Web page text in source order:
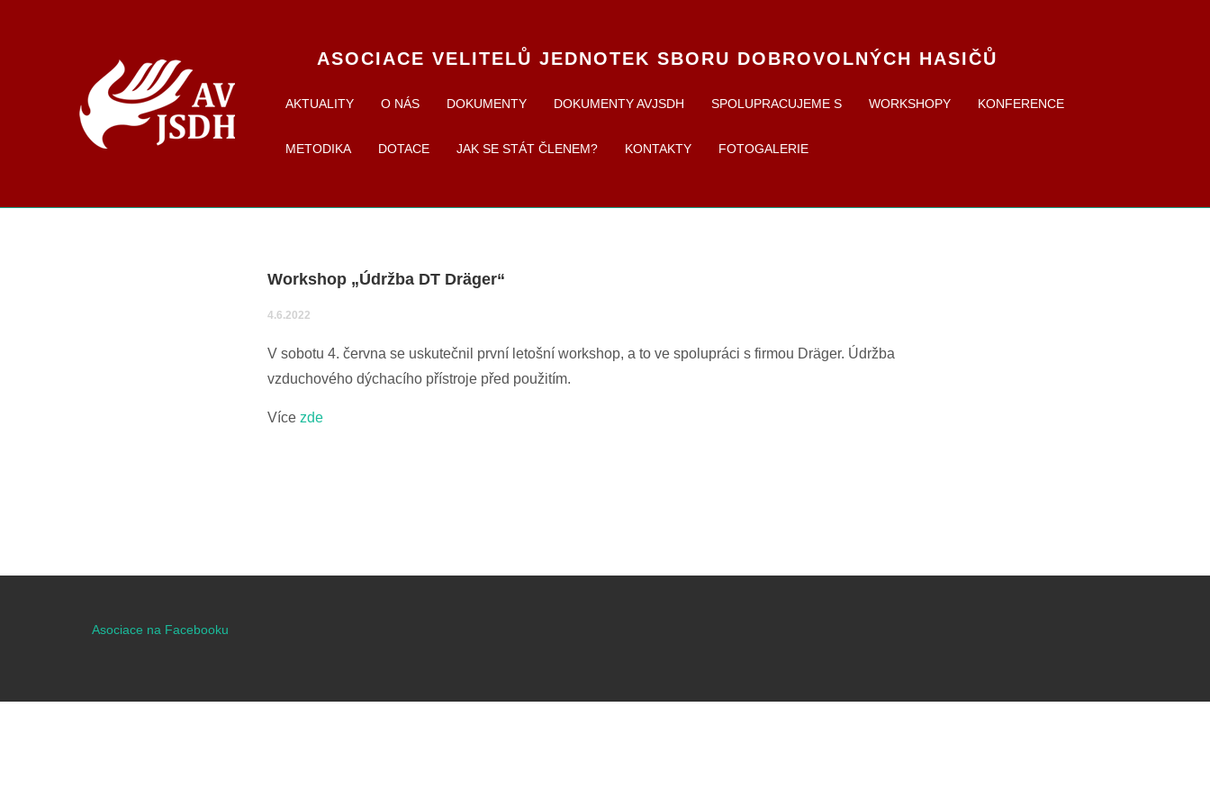
ASOCIACE VELITELŮ JEDNOTEK SBORU DOBROVOLNÝCH HASIČŮ
AKTUALITY O NÁS DOKUMENTY DOKUMENTY AVJSDH SPOLUPRACUJEME S WORKSHOPY KONFERENCE
METODIKA DOTACE JAK SE STÁT ČLENEM? KONTAKTY FOTOGALERIE
Workshop „Údržba DT Dräger“
4.6.2022
V sobotu 4. června se uskutečnil první letošní workshop, a to ve spolupráci s firmou Dräger. Údržba
vzduchového dýchacího přístroje před použitím.
Více zde
Asociace na Facebooku